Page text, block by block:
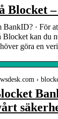
Blocket
· För
Blocket kan du
göra en
›